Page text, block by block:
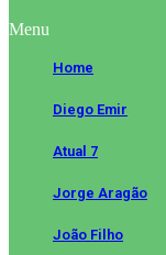
Menu
Home
Diego Emir
Atual 7
Jorge Aragão
João Filho